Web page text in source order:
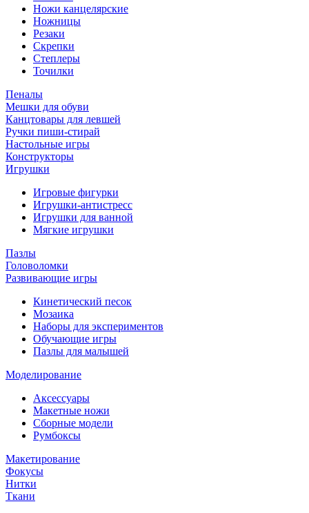
Ножи канцелярские
Ножницы
Резаки
Скрепки
Степлеры
Точилки
Пеналы
Мешки для обуви
Канцтовары для левшей
Ручки пиши-стирай
Настольные игры
Конструкторы
Игрушки
Игровые фигурки
Игрушки-антистресс
Игрушки для ванной
Мягкие игрушки
Пазлы
Головоломки
Развивающие игры
Кинетический песок
Мозаика
Наборы для экспериментов
Обучающие игры
Пазлы для малышей
Моделирование
Аксессуары
Макетные ножи
Сборные модели
Румбоксы
Макетирование
Фокусы
Нитки
Ткани